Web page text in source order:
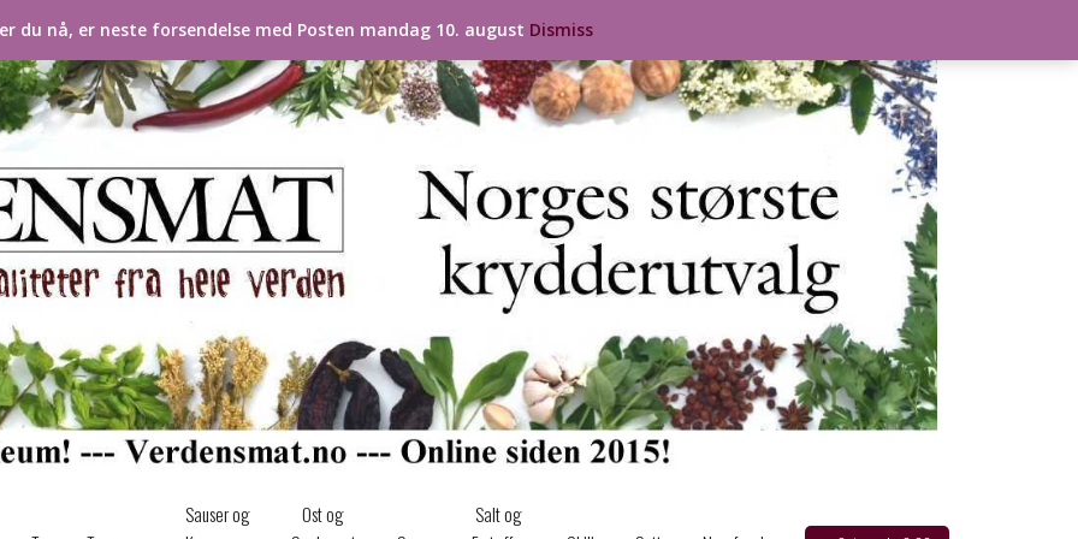
Sauser og
Ost og
Salt og
du nå, er neste forsendelse med Posten mandag 10. august Dismiss